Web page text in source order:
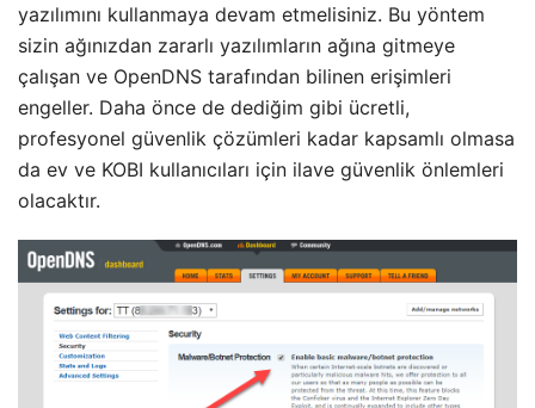
yazılımını kullanmaya devam etmelisiniz. Bu yöntem
sizin ağınızdan zararlı yazılımların ağına gitmeye
çalışan ve OpenDNS tarafından bilinen erişimleri
engeller. Daha önce de dediğim gibi ücretli,
profesyonel güvenlik çözümleri kadar kapsamlı olmasa
da ev ve KOBI kullanıcıları için ilave güvenlik önlemleri
olacaktır.